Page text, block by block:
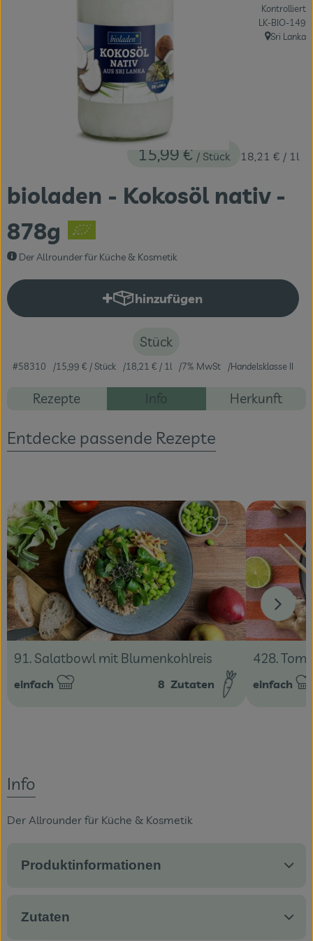
Obst & Gemüse
Frischetheke
Vorratskammer
Naturdrogerie
Das Konzept
Über uns
Service
Blog
bioladen - Kokosöl nativ -
878g
Der Allrounder für Küche & Kosmetik
15,99 € / Stück 18,21 € / 1l
Kontrolliert
,LK-BIO-149
, Herkunft:
Sri Lanka
hinzufügen
Produkt zum Warenkorb
Stück
#58310 15,99 € / Stück 18,21 € / 1l 7% MwSt Handelsklasse II
Rezepte Info Herkunft
Entdecke passende Rezepte
91. Salatbowl mit Blumenkohlreis
Schwierigkeit:
einfach 8 Zutaten
Rezept zu
428. Tom
einfach
Info
Der Allrounder für Küche & Kosmetik
Produktinformationen
Zutaten